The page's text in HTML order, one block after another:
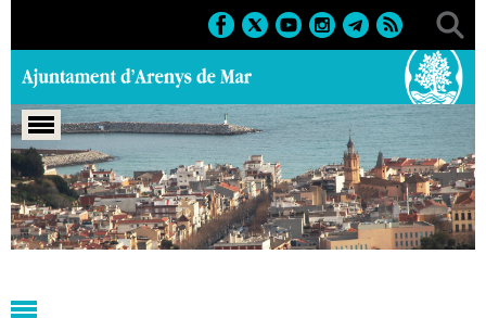
Portada > Agenda > 25-09-
2004 > Marcs > Culturals > 2004 > Teatre 2004